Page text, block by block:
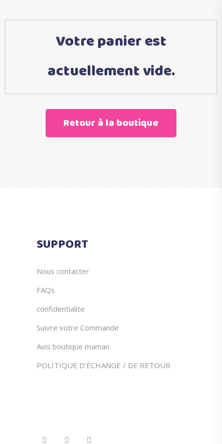
Votre panier est
actuellement vide.
Retour à la boutique
SUPPORT
Nous contacter
FAQs
confidentialite
Suivre votre Commande
Avis boutique maman
POLITIQUE D’ÉCHANGE / DE RETOUR